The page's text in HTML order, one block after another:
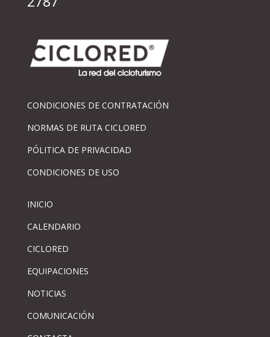
CONDICIONES DE CONTRATACIÓN
NORMAS DE RUTA CICLORED
PÓLITICA DE PRIVACIDAD
CONDICIONES DE USO
INICIO
CALENDARIO
CICLORED
EQUIPACIONES
NOTICIAS
COMUNICACIÓN